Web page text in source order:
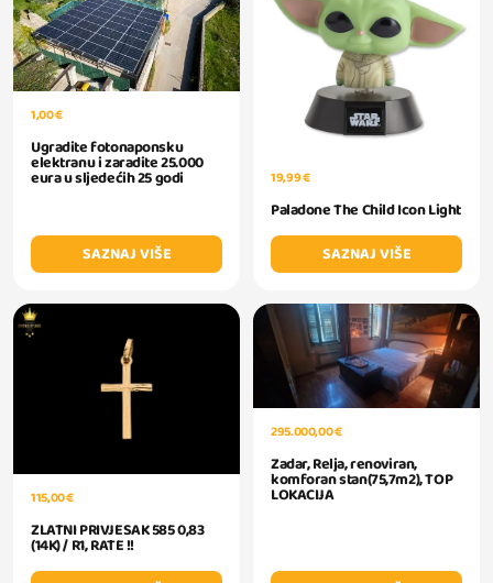
1,00 €
Ugradite fotonaponsku
elektranu i zaradite 25.000
eura u sljedećih 25 godi
SAZNAJ VIŠE
19,99 €
Paladone The Child Icon Light
SAZNAJ VIŠE
115,00 €
ZLATNI PRIVJESAK 585 0,83
(14K) / R1, RATE !!
295.000,00 €
Zadar, Relja, renoviran,
komforan stan(75,7m2), TOP
LOKACIJA